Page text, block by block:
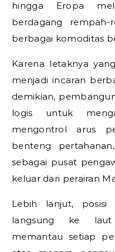
hingga Eropa
berdagang rempah-
berbagai komoditas
Karena letaknya
menjadi incaran
demikian,
logis untuk
mengontrol arus
benteng
sebagai pusat
keluar dari perairan
Lebih lanjut, posisi
langsung ke laut
memantau setiap